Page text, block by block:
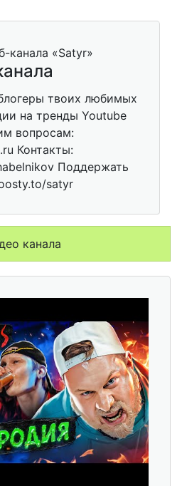
твоих любимых
на тренды Youtube
вопросам:
Контакты:
Поддержать
satyr
канала